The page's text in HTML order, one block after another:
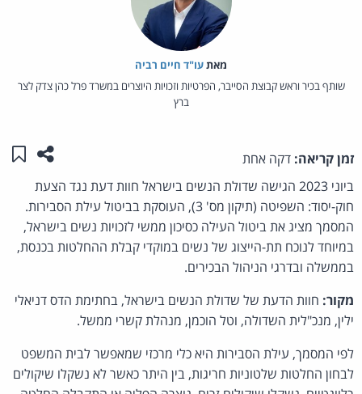
מאת‏עו"ד חיים רביה
שותף בכיר וראש קבוצת הסייבר, הפרטיות וזכויות היוצרים במשרד פרל כהן צדק לצר
ברץ
זמן קריאה: דקה אחת שתפו
ביוני 2023 הגישה שדולת הנשים בישראל חוות דעת נגד הצעת
חוק-יסוד: השפיטה (תיקון מס' 3), העוסקת בביטול עילת הסבירות.
המסמך מציג את ביטול העילה כסיכון ממשי לזכויות נשים בישראל,
במיוחד לנוכח תת-הייצוג של נשים במוקדי קבלת ההחלטות בכנסת,
בממשלה ובדרגי הניהול הבכירים.
מקור: חוות הדעת של שדולת הנשים בישראל, בחתימת הדס דניאלי
ילין, מנכ"לית השדולה, וטל הוכמן, מנהלת קשרי ממשל.
לפי המסמך, עילת הסבירות היא כלי מרכזי שמאפשר לבית המשפט
לבחון החלטות שלטוניות חריגות, בין היתר כאשר לא נשקלו שיקולים